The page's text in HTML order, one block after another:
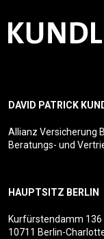
DAVID PATRICK
Allianz Versicherung
Beratungs- und
HAUPTSITZ BERLIN
Kurfürstendamm 136
10711 Berlin-